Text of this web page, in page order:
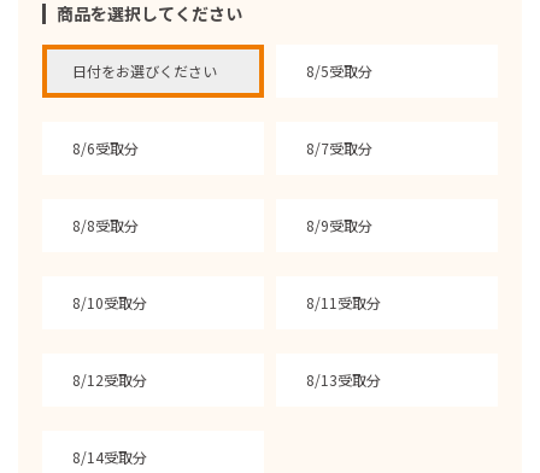
商品を選択してください
日付をお選びください 8/5受取分
8/6受取分 8/7受取分
8/8受取分 8/9受取分
8/10受取分 8/11受取分
8/12受取分 8/13受取分
8/14受取分